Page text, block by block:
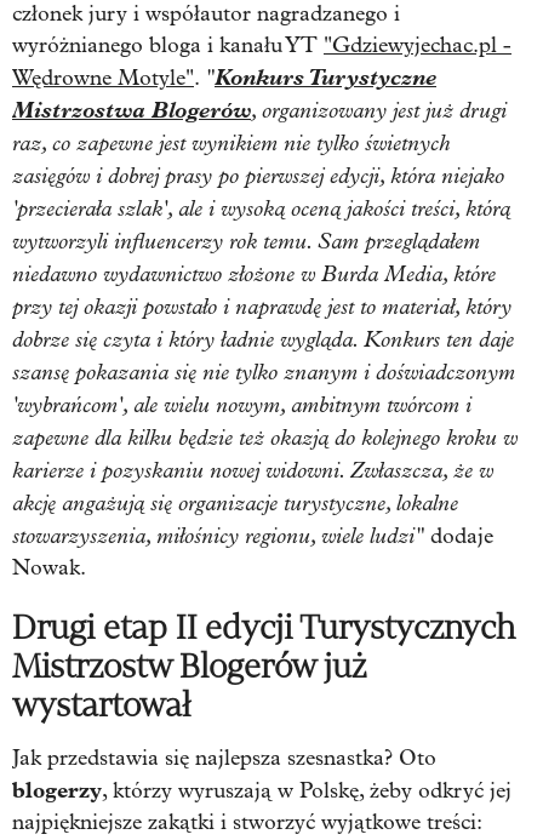
członek jury i współautor nagradzanego i
wyróżnianego bloga i kanału YT "Gdziewyjechac.pl -
Wędrowne Motyle". "Konkurs Turystyczne
Mistrzostwa Blogerów, organizowany jest już drugi
raz, co zapewne jest wynikiem nie tylko świetnych
zasięgów i dobrej prasy po pierwszej edycji, która niejako
'przecierała szlak', ale i wysoką oceną jakości treści, którą
wytworzyli influencerzy rok temu. Sam przeglądałem
niedawno wydawnictwo złożone w Burda Media, które
przy tej okazji powstało i naprawdę jest to materiał, który
dobrze się czyta i który ładnie wygląda. Konkurs ten daje
szansę pokazania się nie tylko znanym i doświadczonym
'wybrańcom', ale wielu nowym, ambitnym twórcom i
zapewne dla kilku będzie też okazją do kolejnego kroku w
karierze i pozyskaniu nowej widowni. Zwłaszcza, że w
akcję angażują się organizacje turystyczne, lokalne
stowarzyszenia, miłośnicy regionu, wiele ludzi" dodaje
Nowak.
Drugi etap II edycji Turystycznych
Mistrzostw Blogerów już
wystartował
Jak przedstawia się najlepsza szesnastka? Oto
blogerzy, którzy wyruszają w Polskę, żeby odkryć jej
najpiękniejsze zakątki i stworzyć wyjątkowe treści: